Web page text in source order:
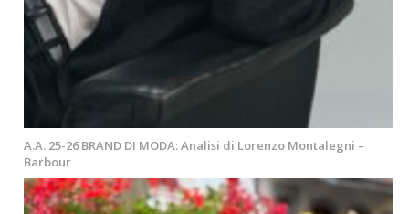
A.A. 25-26 BRAND DI MODA: Analisi di Lorenzo Montalegni –
Barbour